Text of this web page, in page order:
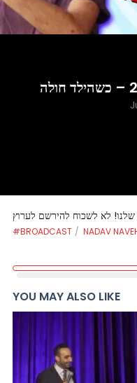
לא לשכוח להירשם לערוץ
#BROADCAST NADAV
YOU MAY ALSO LIKE